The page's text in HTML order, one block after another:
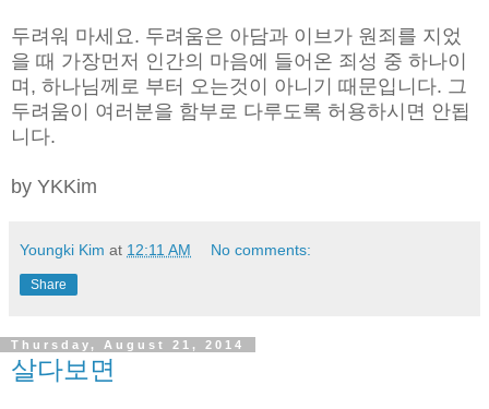
두려워 마세요. 두려움은 아담과 이브가 원죄를 지었
을 때 가장먼저 인간의 마음에 들어온 죄성 중 하나이
며, 하나님께로 부터 오는것이 아니기 때문입니다. 그
두려움이 여러분을 함부로 다루도록 허용하시면 안됩
니다.
by YKKim
Youngki Kim at 12:11 AM No comments:
Share
Thursday, August 21, 2014
살다보면